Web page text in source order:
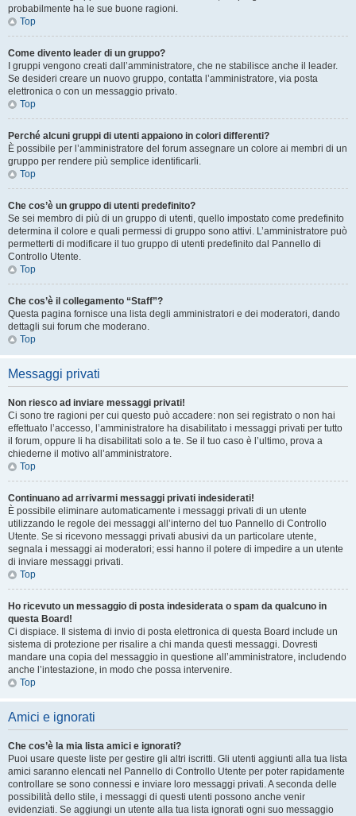
probabilmente ha le sue buone ragioni.
Top
Come divento leader di un gruppo?
I gruppi vengono creati dall’amministratore, che ne stabilisce anche il leader.
Se desideri creare un nuovo gruppo, contatta l’amministratore, via posta
elettronica o con un messaggio privato.
Top
Perché alcuni gruppi di utenti appaiono in colori differenti?
È possibile per l’amministratore del forum assegnare un colore ai membri di un
gruppo per rendere più semplice identificarli.
Top
Che cos’è un gruppo di utenti predefinito?
Se sei membro di più di un gruppo di utenti, quello impostato come predefinito
determina il colore e quali permessi di gruppo sono attivi. L’amministratore può
permetterti di modificare il tuo gruppo di utenti predefinito dal Pannello di
Controllo Utente.
Top
Che cos’è il collegamento “Staff”?
Questa pagina fornisce una lista degli amministratori e dei moderatori, dando
dettagli sui forum che moderano.
Top
Messaggi privati
Non riesco ad inviare messaggi privati!
Ci sono tre ragioni per cui questo può accadere: non sei registrato o non hai
effettuato l’accesso, l’amministratore ha disabilitato i messaggi privati per tutto
il forum, oppure li ha disabilitati solo a te. Se il tuo caso è l’ultimo, prova a
chiederne il motivo all’amministratore.
Top
Continuano ad arrivarmi messaggi privati indesiderati!
È possibile eliminare automaticamente i messaggi privati ​​di un utente
utilizzando le regole dei messaggi all’interno del tuo Pannello di Controllo
Utente. Se si ricevono messaggi privati ​​abusivi da un particolare utente,
segnala i messaggi ai moderatori; essi hanno il potere di impedire a un utente
di inviare messaggi privati​​.
Top
Ho ricevuto un messaggio di posta indesiderata o spam da qualcuno in
questa Board!
Ci dispiace. Il sistema di invio di posta elettronica di questa Board include un
sistema di protezione per risalire a chi manda questi messaggi. Dovresti
mandare una copia del messaggio in questione all’amministratore, includendo
anche l’intestazione, in modo che possa intervenire.
Top
Amici e ignorati
Che cos’è la mia lista amici e ignorati?
Puoi usare queste liste per gestire gli altri iscritti. Gli utenti aggiunti alla tua lista
amici saranno elencati nel Pannello di Controllo Utente per poter rapidamente
controllare se sono connessi e inviare loro messaggi privati. A seconda delle
possibilità dello stile, i messaggi di questi utenti possono anche venir
evidenziati. Se aggiungi un utente alla tua lista ignorati ogni suo messaggio